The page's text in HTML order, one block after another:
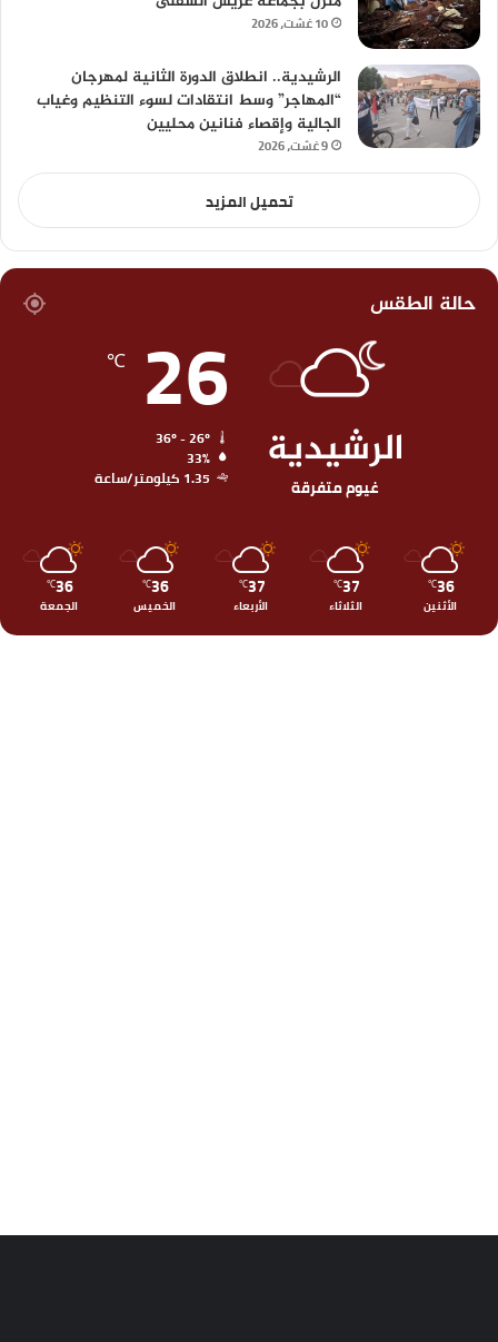
10 غشت، 2026
الرشيدية.. انطلاق الدورة الثانية لمهرجان
“المهاجر” وسط انتقادات لسوء التنظيم وغياب
الجالية وإقصاء فنانين محليين
9 غشت، 2026
تحميل المزيد
حالة الطقس
الرشيدية
غيوم متفرقة
26
℃
33%
1.35 كيلومتر/ساعة
36
℃
الأثنين
37
℃
الثلاثاء
37
℃
الأربعاء
36
℃
الخميس
36
℃
الجمعة